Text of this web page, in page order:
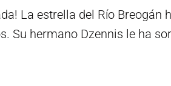
La estrella del Río
Su hermano Dzennis le ha